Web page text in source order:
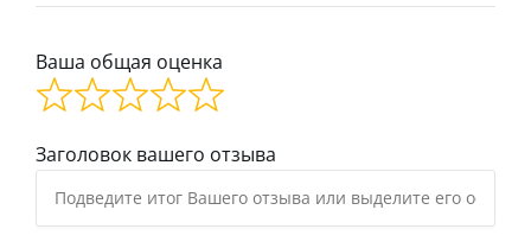
Ваша общая оценка
Заголовок вашего отзыва